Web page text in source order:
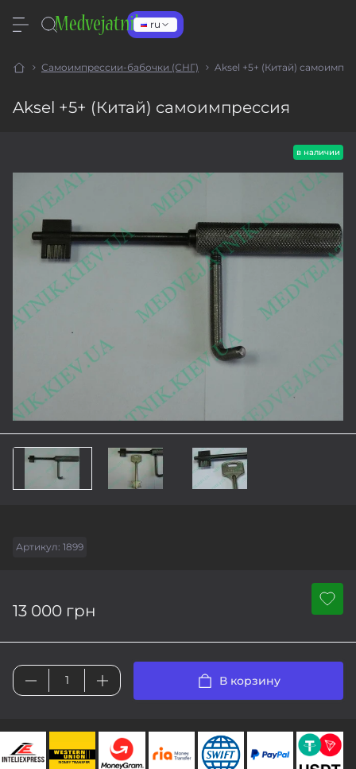
ru
Самоимпрессии-бабочки (СНГ) Aksel +5+ (Китай)
Aksel +5+ (Китай) самоимпрессия
в наличии
Артикул: 1899
13 000 грн
В корзину